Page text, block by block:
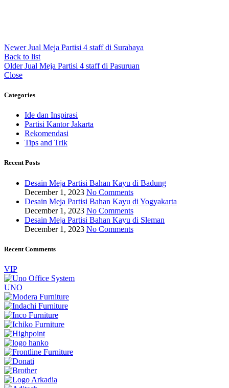
Newer Jual Meja Partisi 4 staff di Surabaya
Back to list
Older Jual Meja Partisi 4 staff di Pasuruan
Close
Categories
Ide dan Inspirasi
Partisi Kantor Jakarta
Rekomendasi
Tips and Trik
Recent Posts
Desain Meja Partisi Bahan Kayu di Badung
December 1, 2023 No Comments
Desain Meja Partisi Bahan Kayu di Yogyakarta
December 1, 2023 No Comments
Desain Meja Partisi Bahan Kayu di Sleman
December 1, 2023 No Comments
Recent Comments
VIP
UNO